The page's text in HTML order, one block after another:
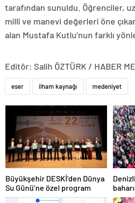
tarafından sunuldu. Öğrenciler,
milli ve manevi değerleri öne
alan Mustafa Kutlu’nun farklı
Editör: Salih ÖZTÜRK / HABER
eser ilham kaynağı medeniyet
Büyükşehir DESKİ’den Dünya
Su Günü’ne özel program
taştı